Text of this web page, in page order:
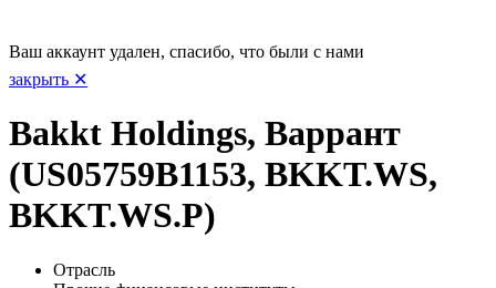
Ваш аккаунт удален, спасибо, что были с нами
закрыть ✕
Bakkt Holdings, Варрант
(US05759B1153, BKKT.WS,
BKKT.WS.P)
Отрасль